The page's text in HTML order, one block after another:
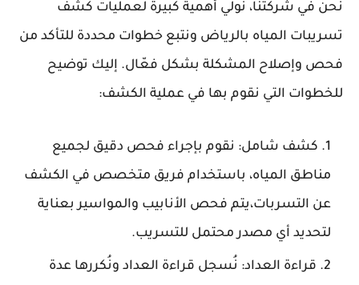
نحن في شركتنا، نُولي أهمية كبيرة لعمليات كشف
تسريبات المياه بالرياض ونتبع خطوات محددة للتأكد من
فحص وإصلاح المشكلة بشكل فعّال. إليك توضيح
للخطوات التي نقوم بها في عملية الكشف:
كشف شامل: نقوم بإجراء فحص دقيق لجميع
مناطق المياه، باستخدام فريق متخصص في الكشف
عن التسربات،يتم فحص الأنابيب والمواسير بعناية
لتحديد أي مصدر محتمل للتسريب.
قراءة العداد: نُسجل قراءة العداد ونُكررها عدة